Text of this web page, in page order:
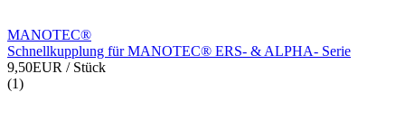
MANOTEC®
Schnellkupplung für MANOTEC® ERS- & ALPHA- Serie
9,50EUR / Stück
(1)